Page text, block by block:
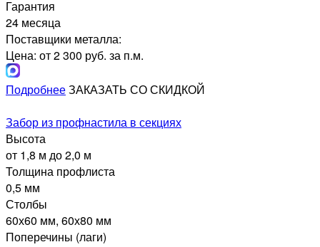
Гарантия
24 месяца
Поставщики металла:
Цена: от 2 300 руб. за п.м.
ПодробнееЗАКАЗАТЬ СО СКИДКОЙ
Забор из профнастила в секциях
Высота
от 1,8 м до 2,0 м
Толщина профлиста
0,5 мм
Столбы
60х60 мм, 60х80 мм
Поперечины (лаги)